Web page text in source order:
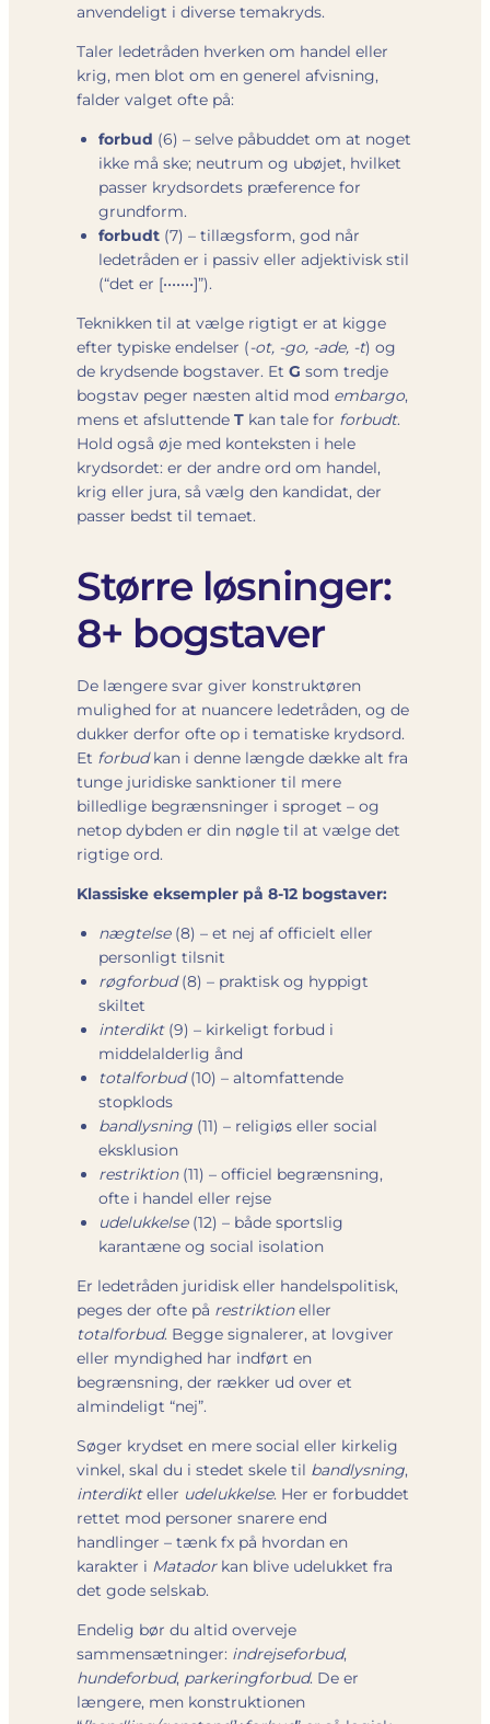
anvendeligt i diverse temakryds.
Taler ledetråden hverken om handel eller
krig, men blot om en generel afvisning,
falder valget ofte på:
forbud (6) – selve påbuddet om at noget
ikke må ske; neutrum og ubøjet, hvilket
passer krydsordets præference for
grundform.
forbudt (7) – tillægsform, god når
ledetråden er i passiv eller adjektivisk stil
(“det er [•••••••]”).
Teknikken til at vælge rigtigt er at kigge
efter typiske endelser (-ot, -go, -ade, -t) og
de krydsende bogstaver. Et G som tredje
bogstav peger næsten altid mod embargo,
mens et afsluttende T kan tale for forbudt.
Hold også øje med konteksten i hele
krydsordet: er der andre ord om handel,
krig eller jura, så vælg den kandidat, der
passer bedst til temaet.
Større løsninger:
8+ bogstaver
De længere svar giver konstruktøren
mulighed for at nuancere ledetråden, og de
dukker derfor ofte op i tematiske krydsord.
Et forbudkan i denne længde dække alt fra
tunge juridiske sanktioner til mere
billedlige begrænsninger i sproget – og
netop dybden er din nøgle til at vælge det
rigtige ord.
Klassiske eksempler på 8-12 bogstaver:
nægtelse(8) – et nej af officielt eller
personligt tilsnit
røgforbud(8) – praktisk og hyppigt
skiltet
interdikt(9) – kirkeligt forbud i
middelalderlig ånd
totalforbud(10) – altomfattende
stopklods
bandlysning (11) – religiøs eller social
eksklusion
restriktion(11) – officiel begrænsning,
ofte i handel eller rejse
udelukkelse(12) – både sportslig
karantæne og social isolation
Er ledetråden juridisk eller handelspolitisk,
peges der ofte på restriktioneller
totalforbud. Begge signalerer, at lovgiver
eller myndighed har indført en
begrænsning, der rækker ud over et
almindeligt “nej”.
Søger krydset en mere social eller kirkelig
vinkel, skal du i stedet skele til bandlysning,
interdikteller udelukkelse. Her er forbuddet
rettet mod personer snarere end
handlinger – tænk fx på hvordan en
karakter i Matadorkan blive udelukket fra
det gode selskab.
Endelig bør du altid overveje
sammensætninger: indrejseforbud,
hundeforbud, parkeringforbud. De er
længere, men konstruktionen